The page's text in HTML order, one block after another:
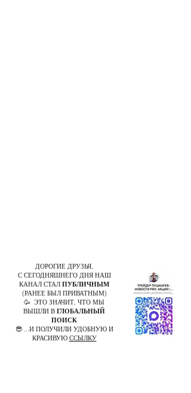
ДОРОГИЕ ДРУЗЬЯ,
С СЕГОДНЯШНЕГО ДНЯ НАШ
КАНАЛ СТАЛ ПУБЛИЧНЫМ
(РАНЕЕ БЫЛ ПРИВАТНЫМ)
🥳 ЭТО ЗНАЧИТ, ЧТО МЫ
ВЫШЛИ В ГЛОБАЛЬНЫЙ
ПОИСК
😎 ...И ПОЛУЧИЛИ УДОБНУЮ И
КРАСИВУЮ ССЫЛКУ